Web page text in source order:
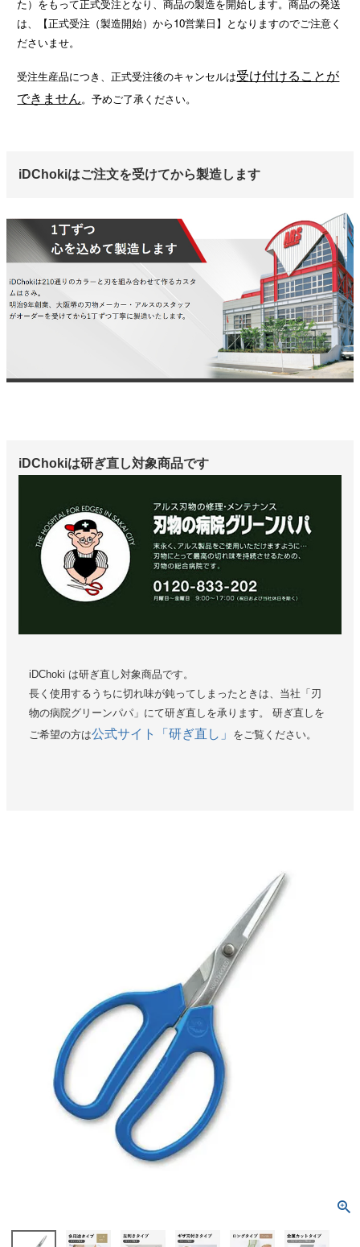
た）をもって正式受注となり、商品の製造を開始します。商品の発送
は、【正式受注（製造開始）から10営業日】となりますのでご注意く
ださいませ。
受注生産品につき、正式受注後のキャンセルは受け付けることが
できません。予めご了承ください。
iDChokiはご注文を受けてから製造します
iDChokiは研ぎ直し対象商品です
iDChoki は研ぎ直し対象商品です。
長く使用するうちに切れ味が鈍ってしまったときは、当社「刃
物の病院グリーンパパ」にて研ぎ直しを承ります。 研ぎ直しを
ご希望の方は公式サイト「研ぎ直し」 をご覧ください。